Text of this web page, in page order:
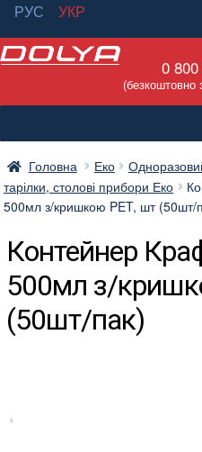
РУС
УКР
Перейти
навігації
Перейти
вмісту
0
(безкоштовно
Головна Еко
тарілки, столові прибори Еко
500мл з/кришкою PET, шт (50шт/
Контейнер
500мл з/
(50шт/пак)